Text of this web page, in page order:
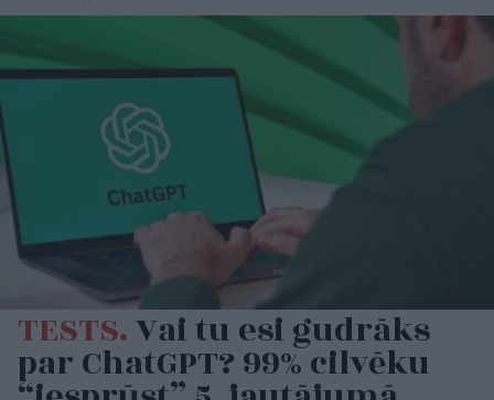
TESTS.Vai tu esi gudrāks
par ChatGPT? 99% cilvēku